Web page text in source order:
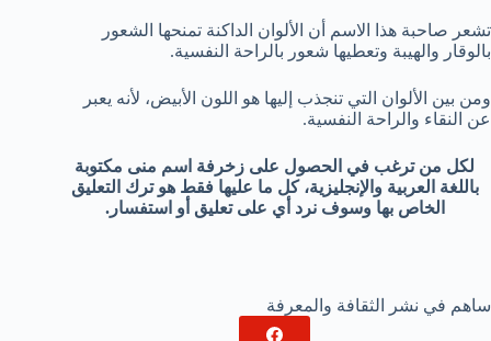
تشعر صاحبة هذا الاسم أن الألوان الداكنة تمنحها الشعور
بالوقار والهيبة وتعطيها شعور بالراحة النفسية.
ومن بين الألوان التي تنجذب إليها هو اللون الأبيض، لأنه يعبر
عن النقاء والراحة النفسية.
لكل من ترغب في الحصول على ‎زخرفة اسم منى مكتوبة
باللغة العربية والإنجليزية، كل ما عليها فقط هو ترك التعليق
الخاص بها وسوف نرد أي على تعليق أو استفسار.
ساهم في نشر الثقافة والمعرفة